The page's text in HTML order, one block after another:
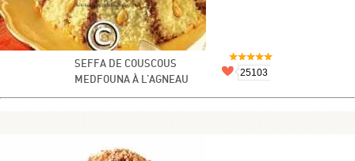
SEFFA DE COUSCOUS
MEDFOUNA À L'AGNEAU
25103